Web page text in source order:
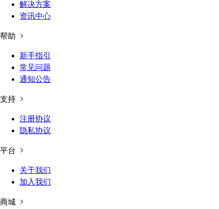
解决方案
资讯中心
帮助
新手指引
常见问题
通知公告
支持
注册协议
隐私协议
平台
关于我们
加入我们
商城